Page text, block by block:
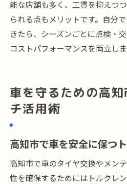
能な店舗も多く、工賃を抑えつ
られる点もメリットです。自分
きたら、シーズンごとに点検・
コストパフォーマンスを両立しま
車を守るための高
チ活用術
高知市で車を安全に保つ
高知市で車のタイヤ交換やメン
性を確保するためにはトルクレ